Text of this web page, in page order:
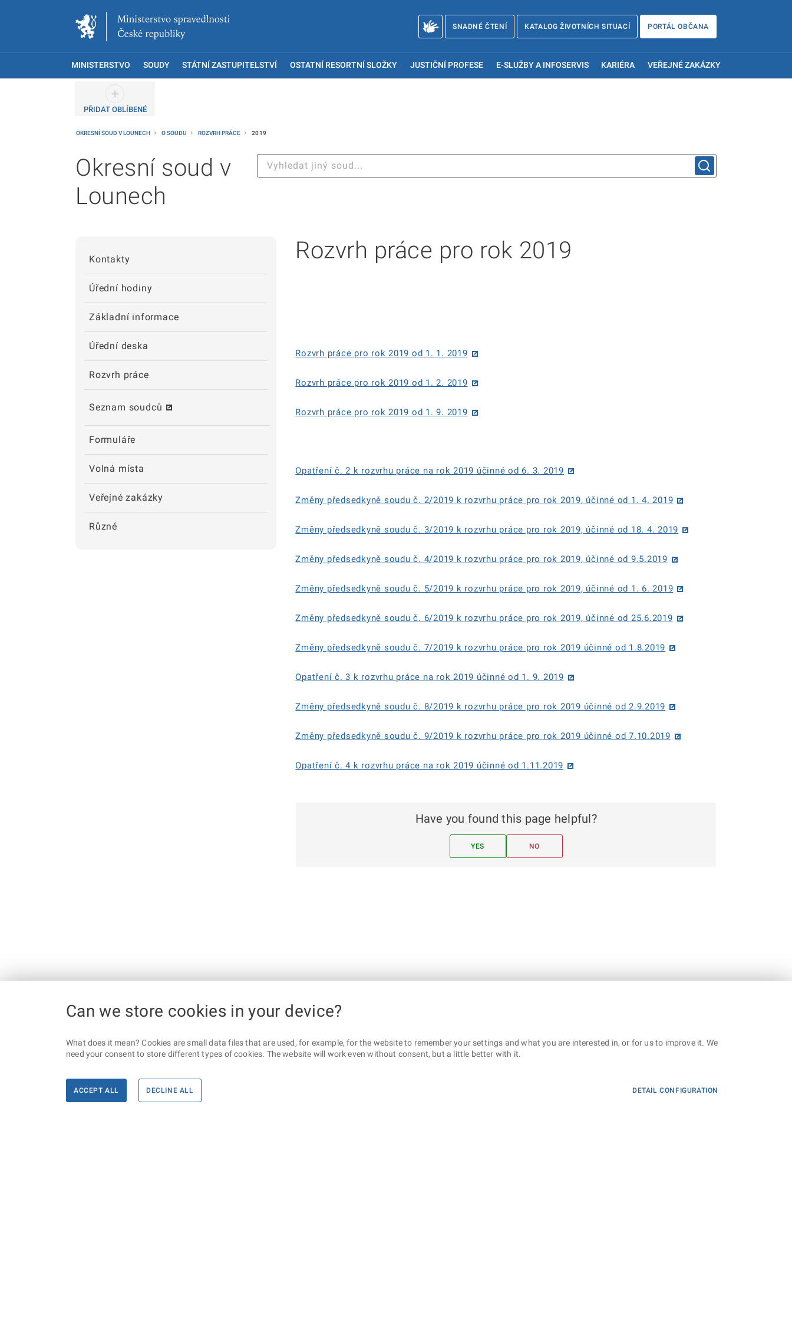
SNADNÉ ČTENÍ KATALOG ŽIVOTNÍCH SITUACÍ PORTÁL OBČANA
MINISTERSTVO SOUDY STÁTNÍ ZASTUPITELSTVÍ OSTATNÍ RESORTNÍ SLOŽKY JUSTIČNÍ PROFESE E-SLUŽBY A INFOSERVIS KARIÉRA VEŘEJNÉ ZAKÁZKY
PŘIDAT OBLÍBENÉ
OKRESNÍ SOUD V LOUNECH O SOUDU ROZVRH PRÁCE 2019
Okresní soud v
Lounech
Kontakty
Úřední hodiny
Základní informace
Úřední deska
Rozvrh práce
Seznam soudců
Formuláře
Volná místa
Veřejné zakázky
Různé
Rozvrh práce pro rok 2019
Rozvrh práce pro rok 2019 od 1. 1. 2019
Rozvrh práce pro rok 2019 od 1. 2. 2019
Rozvrh práce pro rok 2019 od 1. 9. 2019
Opatření č. 2 k rozvrhu práce na rok 2019 účinné od 6. 3. 2019
Změny předsedkyně soudu č. 2/2019 k rozvrhu práce pro rok 2019, účinné od 1. 4. 2019
Změny předsedkyně soudu č. 3/2019 k rozvrhu práce pro rok 2019, účinné od 18. 4. 2019
Změny předsedkyně soudu č. 4/2019 k rozvrhu práce pro rok 2019, účinné od 9.5.2019
Změny předsedkyně soudu č. 5/2019 k rozvrhu práce pro rok 2019, účinné od 1. 6. 2019
Změny předsedkyně soudu č. 6/2019 k rozvrhu práce pro rok 2019, účinné od 25.6.2019
Změny předsedkyně soudu č. 7/2019 k rozvrhu práce pro rok 2019 účinné od 1.8.2019
Opatření č. 3 k rozvrhu práce na rok 2019 účinné od 1. 9. 2019
Změny předsedkyně soudu č. 8/2019 k rozvrhu práce pro rok 2019 účinné od 2.9.2019
Změny předsedkyně soudu č. 9/2019 k rozvrhu práce pro rok 2019 účinné od 7.10.2019
Opatření č. 4 k rozvrhu práce na rok 2019 účinné od 1.11.2019
Have you found this page helpful?
YES NO
Can we store cookies in your device?
What does it mean? Cookies are small data files that are used, for example, for the website to remember your settings and what you are interested in, or for us to improve it. We
need your consent to store different types of cookies. The website will work even without consent, but a little better with it.
ACCEPT ALL DECLINE ALL DETAIL CONFIGURATION